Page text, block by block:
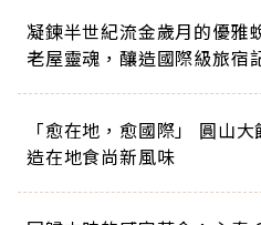
凝鍊半世紀流金歲月的優雅
老屋靈魂，釀造國際級旅宿
「愈在地，愈國際」 圓山
造在地食尚新風味